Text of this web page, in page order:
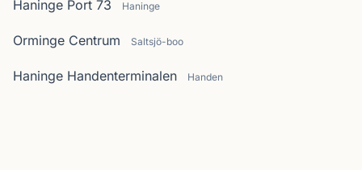
Haninge Port 73 Haninge
Orminge Centrum Saltsjö-boo
Haninge Handenterminalen Handen